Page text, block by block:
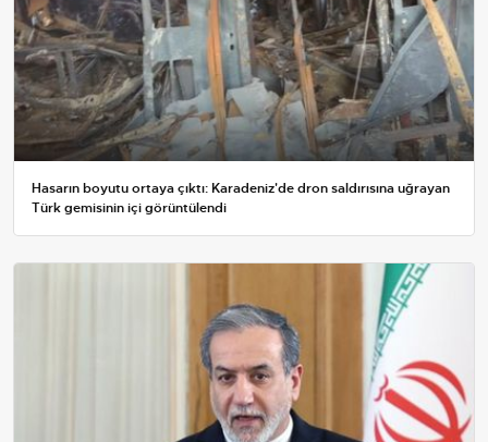
Hasarın boyutu ortaya çıktı: Karadeniz'de dron saldırısına uğrayan
Türk gemisinin içi görüntülendi